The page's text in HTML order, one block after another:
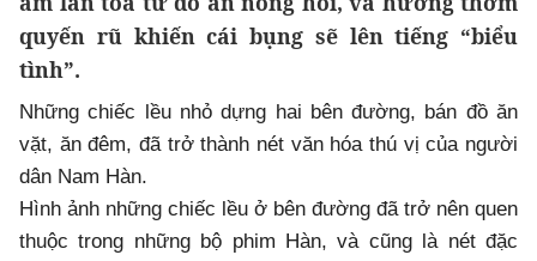
quyến rũ khiến cái bụng sẽ lên tiếng “biểu
tình”.
Những chiếc lều nhỏ dựng hai bên đường, bán đồ ăn
vặt, ăn đêm, đã trở thành nét văn hóa thú vị của người
dân Nam Hàn.
Hình ảnh những chiếc lều ở bên đường đã trở nên quen
thuộc trong những bộ phim Hàn, và cũng là nét đặc